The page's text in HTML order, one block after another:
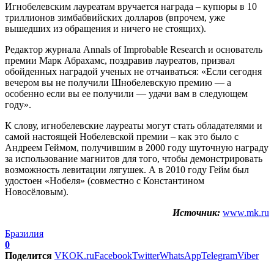
Игнобелевским лауреатам вручается награда – купюры в 10
триллионов зимбабвийских долларов (впрочем, уже
вышедших из обращения и ничего не стоящих).
Редактор журнала Annals of Improbable Research и основатель
премии Марк Абрахамс, поздравив лауреатов, призвал
обойденных наградой ученых не отчаиваться: «Если сегодня
вечером вы не получили Шнобелевскую премию — а
особенно если вы ее получили — удачи вам в следующем
году».
К слову, игнобелевские лауреаты могут стать обладателями и
самой настоящей Нобелевской премии – как это было с
Андреем Геймом, получившим в 2000 году шуточную награду
за использование магнитов для того, чтобы демонстрировать
возможность левитации лягушек. А в 2010 году Гейм был
удостоен «Нобеля» (совместно с Константином
Новосёловым).
Источник: www.mk.ru
Бразилия
0
Поделится VKOK.ruFacebookTwitterWhatsAppTelegramViber